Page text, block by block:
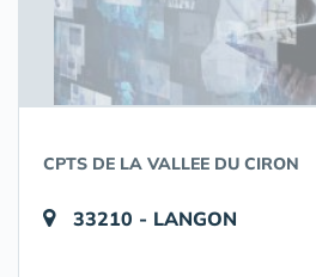
CPTS DE LA VALLEE DU CIRON
33210 - LANGON